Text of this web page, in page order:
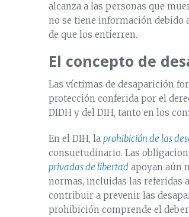
alcanza a las personas que
no se tiene información debido
de que los entierren.
El concepto de
Las víctimas de desaparición
protección conferida por el
DIDH y del DIH, tanto en los
En el DIH, la prohibición de las
consuetudinario. Las
privadas de libertad apoyan aún
normas, incluidas las referidas
contribuir a prevenir las
prohibición comprende el